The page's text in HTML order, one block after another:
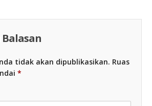
tidak akan dipublikasikan. Ruas
*